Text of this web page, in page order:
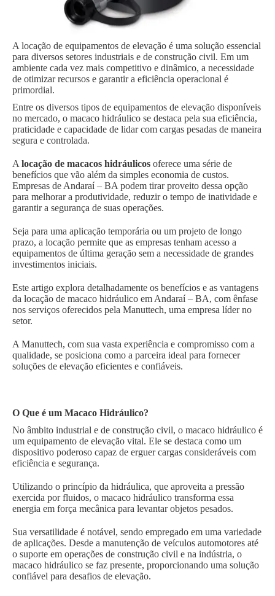
A locação de equipamentos de elevação é uma solução essencial
para diversos setores industriais e de construção civil. Em um
ambiente cada vez mais competitivo e dinâmico, a necessidade
de otimizar recursos e garantir a eficiência operacional é
primordial.
Entre os diversos tipos de equipamentos de elevação disponíveis
no mercado, o macaco hidráulico se destaca pela sua eficiência,
praticidade e capacidade de lidar com cargas pesadas de maneira
segura e controlada.
A locação de macacos hidráulicos oferece uma série de
benefícios que vão além da simples economia de custos.
Empresas de Andaraí – BA podem tirar proveito dessa opção
para melhorar a produtividade, reduzir o tempo de inatividade e
garantir a segurança de suas operações.
Seja para uma aplicação temporária ou um projeto de longo
prazo, a locação permite que as empresas tenham acesso a
equipamentos de última geração sem a necessidade de grandes
investimentos iniciais.
Este artigo explora detalhadamente os benefícios e as vantagens
da locação de macaco hidráulico em Andaraí – BA, com ênfase
nos serviços oferecidos pela Manuttech, uma empresa líder no
setor.
A Manuttech, com sua vasta experiência e compromisso com a
qualidade, se posiciona como a parceira ideal para fornecer
soluções de elevação eficientes e confiáveis.
O Que é um Macaco Hidráulico?
No âmbito industrial e de construção civil, o macaco hidráulico é
um equipamento de elevação vital. Ele se destaca como um
dispositivo poderoso capaz de erguer cargas consideráveis com
eficiência e segurança.
Utilizando o princípio da hidráulica, que aproveita a pressão
exercida por fluidos, o macaco hidráulico transforma essa
energia em força mecânica para levantar objetos pesados.
Sua versatilidade é notável, sendo empregado em uma variedade
de aplicações. Desde a manutenção de veículos automotores até
o suporte em operações de construção civil e na indústria, o
macaco hidráulico se faz presente, proporcionando uma solução
confiável para desafios de elevação.